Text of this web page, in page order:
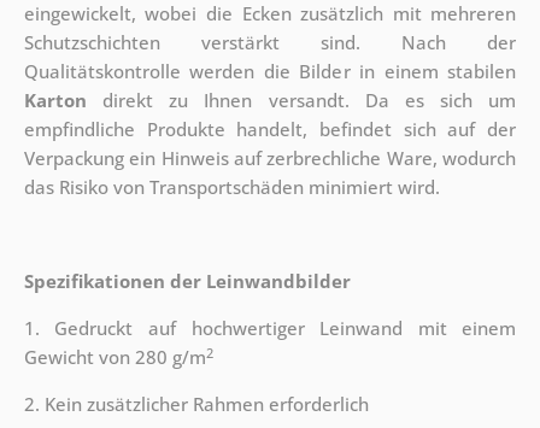
eingewickelt, wobei die Ecken zusätzlich mit mehreren
Schutzschichten verstärkt sind. Nach der
Qualitätskontrolle werden die Bilder in einem stabilen
Karton direkt zu Ihnen versandt. Da es sich um
empfindliche Produkte handelt, befindet sich auf der
Verpackung ein Hinweis auf zerbrechliche Ware, wodurch
das Risiko von Transportschäden minimiert wird.
Spezifikationen der Leinwandbilder
1. Gedruckt auf hochwertiger Leinwand mit einem
Gewicht von 280 g/m2
2. Kein zusätzlicher Rahmen erforderlich